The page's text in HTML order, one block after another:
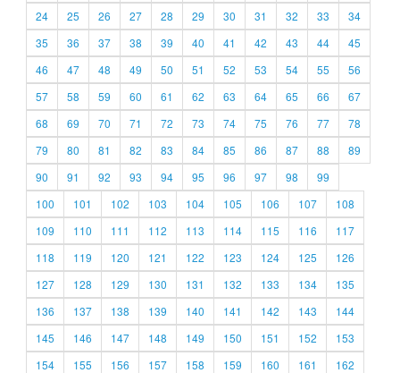
24
25 26 27 28 29 30 31 32 33
34
35
36 37 38 39 40 41 42 43 44
45
46
47 48 49 50 51 52 53 54 55
56
57
58 59 60 61 62 63 64 65 66
67
68
69 70 71 72 73 74 75 76 77
78
79
80 81 82 83 84 85 86 87 88
89
90
91 92 93 94 95 96 97 98
99
100
101 102 103 104 105 106 107
108
109
110 111 112 113 114 115 116
117
118
119 120 121 122 123 124 125
126
127
128 129 130 131 132 133 134
135
136
137 138 139 140 141 142 143
144
145
146 147 148 149 150 151 152
153
154
155 156 157 158 159 160 161
162